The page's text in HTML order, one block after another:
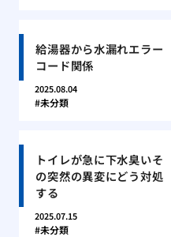
給湯器から水漏れエラー
コード関係
2025.08.04
未分類
トイレが急に下水臭いそ
の突然の異変にどう対処
する
2025.07.15
未分類